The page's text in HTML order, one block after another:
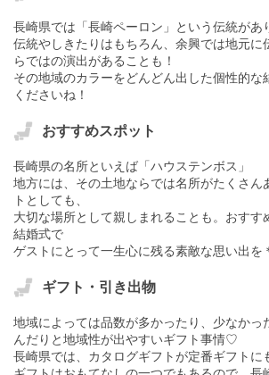
長崎県では「長崎ペーロン」という伝統があ
伝統やしきたりはもちろん、余興では地元に
らではの演出があることも！
その地域のカラーをどんどん出した個性的な
くださいね！
おすすめスポット
長崎県の名所といえば「ハウステンボス」
地方には、その土地ならでは名所がたくさん
トとしても、
大切な場所として親しまれることも。おすす
結婚式で
ゲストにとって一生心に残る素敵な思い出を
ギフト・引き出物
地域によっては品数が多かったり、少なかっ
んだりと地域性が出やすいギフト事情♡
長崎県では、カタログギフトが定番ギフトに